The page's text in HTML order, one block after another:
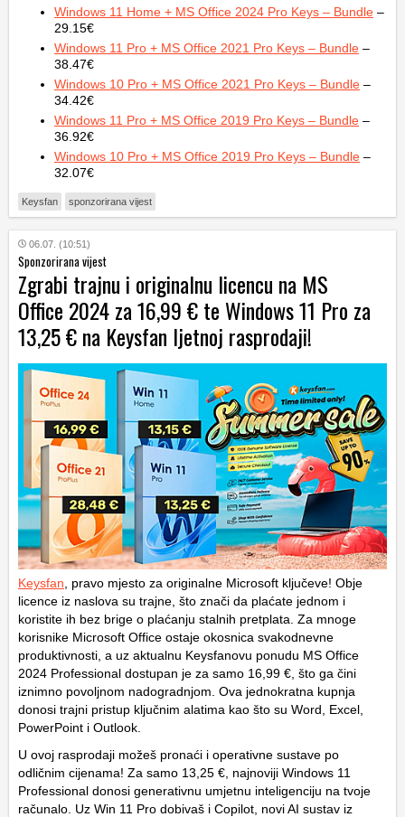
Windows 11 Home + MS Office 2024 Pro Keys – Bundle –
29.15€
Windows 11 Pro + MS Office 2021 Pro Keys – Bundle –
38.47€
Windows 10 Pro + MS Office 2021 Pro Keys – Bundle –
34.42€
Windows 11 Pro + MS Office 2019 Pro Keys – Bundle –
36.92€
Windows 10 Pro + MS Office 2019 Pro Keys – Bundle –
32.07€
Keysfan sponzorirana vijest
06.07. (10:51)
Sponzorirana vijest
Zgrabi trajnu i originalnu licencu na MS
Office 2024 za 16,99 € te Windows 11 Pro za
13,25 € na Keysfan ljetnoj rasprodaji!
Keysfan , pravo mjesto za originalne Microsoft ključeve! Obje
licence iz naslova su trajne, što znači da plaćate jednom i
koristite ih bez brige o plaćanju stalnih pretplata. Za mnoge
korisnike Microsoft Office ostaje okosnica svakodnevne
produktivnosti, a uz aktualnu Keysfanovu ponudu MS Office
2024 Professional dostupan je za samo 16,99 €, što ga čini
iznimno povoljnom nadogradnjom. Ova jednokratna kupnja
donosi trajni pristup ključnim alatima kao što su Word, Excel,
PowerPoint i Outlook.
U ovoj rasprodaji možeš pronaći i operativne sustave po
odličnim cijenama! Za samo 13,25 €, najnoviji Windows 11
Professional donosi generativnu umjetnu inteligenciju na tvoje
računalo. Uz Win 11 Pro dobivaš i Copilot, novi AI sustav iz